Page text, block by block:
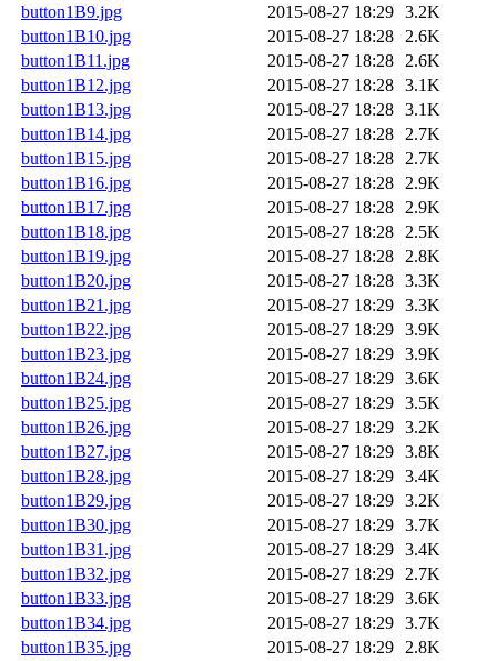
button1B9.jpg
2015-08-27 18:29 3.2K
button1B10.jpg
2015-08-27 18:28
2.6K
button1B11.jpg
2015-08-27 18:28
2.6K
button1B12.jpg
2015-08-27 18:28 3.1K
button1B13.jpg
2015-08-27 18:28 3.1K
button1B14.jpg
2015-08-27 18:28
2.7K
button1B15.jpg
2015-08-27 18:28
2.7K
button1B16.jpg
2015-08-27 18:28
2.9K
button1B17.jpg
2015-08-27 18:28
2.9K
button1B18.jpg
2015-08-27 18:28
2.5K
button1B19.jpg
2015-08-27 18:28
2.8K
button1B20.jpg
2015-08-27 18:28 3.3K
button1B21.jpg
2015-08-27 18:29 3.3K
button1B22.jpg
2015-08-27 18:29 3.9K
button1B23.jpg
2015-08-27 18:29 3.9K
button1B24.jpg
2015-08-27 18:29 3.6K
button1B25.jpg
2015-08-27 18:29 3.5K
button1B26.jpg
2015-08-27 18:29 3.2K
button1B27.jpg
2015-08-27 18:29 3.8K
button1B28.jpg
2015-08-27 18:29 3.4K
button1B29.jpg
2015-08-27 18:29 3.2K
button1B30.jpg
2015-08-27 18:29 3.7K
button1B31.jpg
2015-08-27 18:29 3.4K
button1B32.jpg
2015-08-27 18:29
2.7K
button1B33.jpg
2015-08-27 18:29 3.6K
button1B34.jpg
2015-08-27 18:29 3.7K
button1B35.jpg
2015-08-27 18:29 2.8K